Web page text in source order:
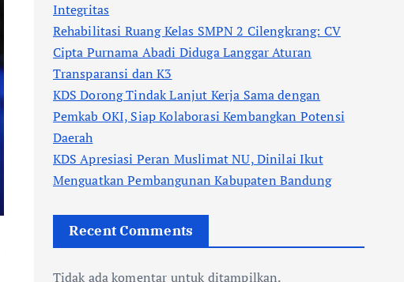
Integritas
Rehabilitasi Ruang Kelas SMPN 2 Cilengkrang: CV
Cipta Purnama Abadi Diduga Langgar Aturan
Transparansi dan K3
KDS Dorong Tindak Lanjut Kerja Sama dengan
Pemkab OKI, Siap Kolaborasi Kembangkan Potensi
Daerah
KDS Apresiasi Peran Muslimat NU, Dinilai Ikut
Menguatkan Pembangunan Kabupaten Bandung
Recent Comments
Tidak ada komentar untuk ditampilkan.